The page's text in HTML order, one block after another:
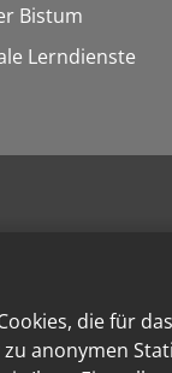
die für
anonymen
Bistum
Lerndienste